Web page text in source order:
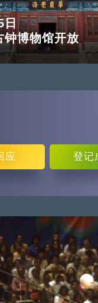
钟博物馆开放
应 登记